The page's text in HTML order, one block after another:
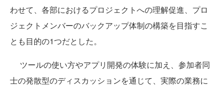
わせて、各部におけるプロジェクトへの理解促進、プロ
ジェクトメンバーのバックアップ体制の構築を目指すこ
とも目的の1つだとした。
ツールの使い方やアプリ開発の体験に加え、参加者同
士の発散型のディスカッションを通じて、実際の業務に